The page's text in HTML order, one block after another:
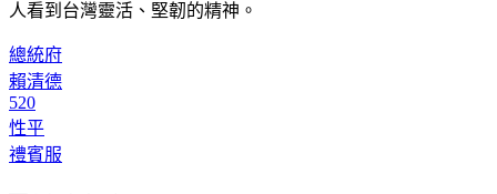
人看到台灣靈活、堅韌的精神。
總統府
賴清德
520
性平
禮賓服